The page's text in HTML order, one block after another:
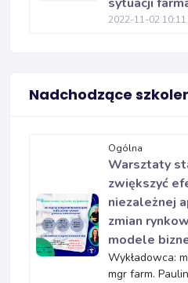
2022-11-02 10:11
Nadchodzące
Ogólna
Warsztaty
zwiększyć
niezależnej
zmian
modele
Wykładowca:
mgr farm.